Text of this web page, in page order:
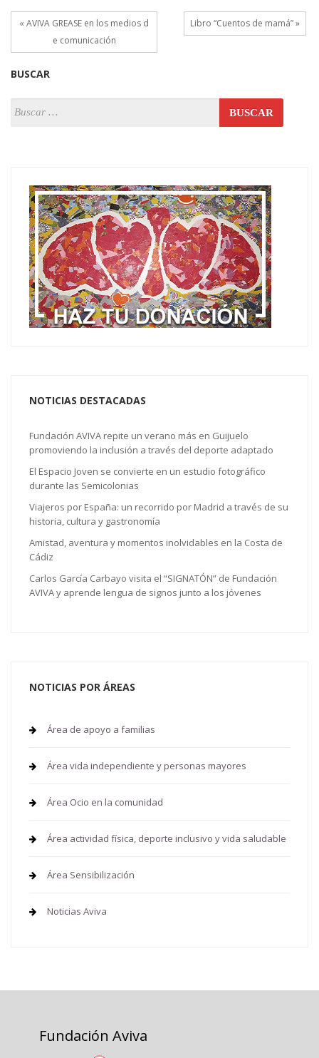
« AVIVA GREASE en los medios d
e comunicación
Libro “Cuentos de mamá” »
BUSCAR
NOTICIAS DESTACADAS
Fundación AVIVA repite un verano más en Guijuelo
promoviendo la inclusión a través del deporte adaptado
El Espacio Joven se convierte en un estudio fotográfico
durante las Semicolonias
Viajeros por España: un recorrido por Madrid a través de su
historia, cultura y gastronomía
Amistad, aventura y momentos inolvidables en la Costa de
Cádiz
Carlos García Carbayo visita el “SIGNATÓN” de Fundación
AVIVA y aprende lengua de signos junto a los jóvenes
NOTICIAS POR ÁREAS
Área de apoyo a familias
Área vida independiente y personas mayores
Área Ocio en la comunidad
Área actividad física, deporte inclusivo y vida saludable
Área Sensibilización
Noticias Aviva
Fundación Aviva